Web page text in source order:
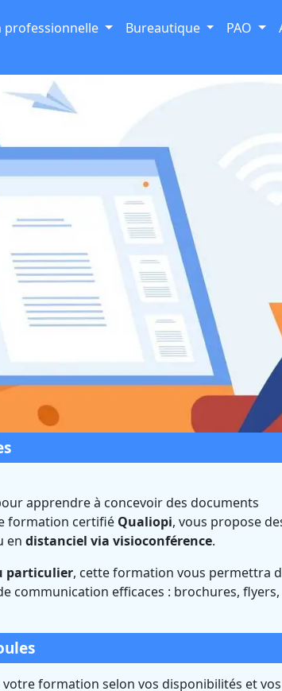
professionnelle Bureautique PAO
à Ollioules (Var)
CPF
apprendre à concevoir des documents
formation certifié Qualiopi, vous propose
en distanciel via visioconférence.
particulier, cette formation vous permettra
communication efficaces : brochures, flyers,
formation selon vos disponibilités et vos